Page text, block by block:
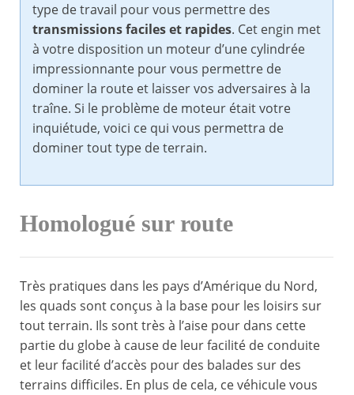
type de travail pour vous permettre des
transmissions faciles et rapides. Cet engin met
à votre disposition un moteur d’une cylindrée
impressionnante pour vous permettre de
dominer la route et laisser vos adversaires à la
traîne. Si le problème de moteur était votre
inquiétude, voici ce qui vous permettra de
dominer tout type de terrain.
Homologué sur route
Très pratiques dans les pays d’Amérique du Nord,
les quads sont conçus à la base pour les loisirs sur
tout terrain. Ils sont très à l’aise pour dans cette
partie du globe à cause de leur facilité de conduite
et leur facilité d’accès pour des balades sur des
terrains difficiles. En plus de cela, ce véhicule vous